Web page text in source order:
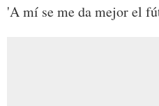
'A mí se me da mejor el